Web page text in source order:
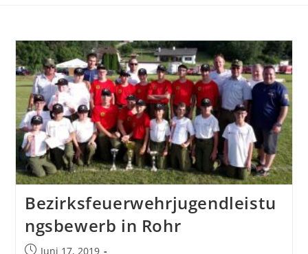
Bezirksfeuerwehrjugendleistu
ngsbewerb in Rohr
Juni 17, 2019